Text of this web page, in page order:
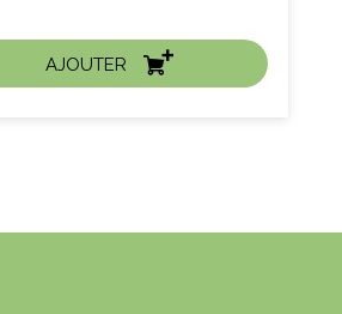
AJOUTER